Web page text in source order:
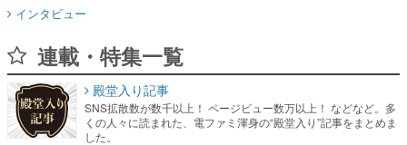
インタビュー
連載・特集一覧
殿堂入り記事
SNS拡散数が数千以上！ ページビュー数万以上！ などなど。多
くの人々に読まれた、電ファミ渾身の“殿堂入り”記事をまとめま
した。